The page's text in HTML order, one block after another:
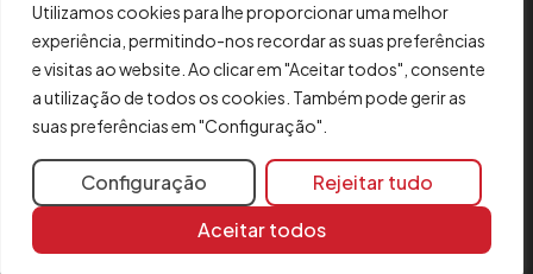
Utilizamos cookies para lhe proporcionar uma melhor
experiência, permitindo-nos recordar as suas preferências
e visitas ao website. Ao clicar em "Aceitar todos", consente
a utilização de todos os cookies. Também pode gerir as
suas preferências em "Configuração".
Configuração
Rejeitar tudo
Aceitar todos
Instagram
LinkedIn
YouTube
© CYPE Ingenieros, S.A.
Av. de Loring, 4
03003 Alicante, Espanha